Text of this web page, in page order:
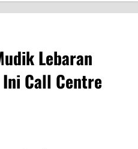
Lebaran
Call Centre